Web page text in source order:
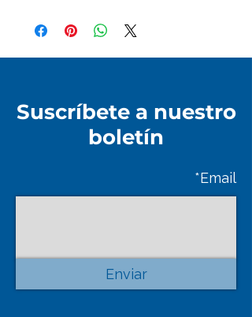
Suscríbete a nuestro
boletín
Email*
Enviar